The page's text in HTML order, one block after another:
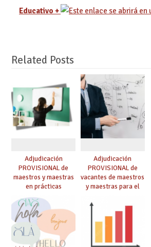
Educativo +
Related Posts
Adjudicación
PROVISIONAL de
maestros y maestras
en prácticas
Adjudicación
PROVISIONAL de
vacantes de maestros
y maestras para el